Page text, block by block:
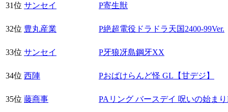
31位 サンセイ P寄生獣
32位 豊丸産業 P絶超電役ドラドラ天国2400-99Ver.
33位 サンセイ P牙狼冴島鋼牙XX
34位 西陣 Pおばけらんど怪 GL【甘デジ】
35位 藤商事 PAリング バースデイ 呪いの始ま